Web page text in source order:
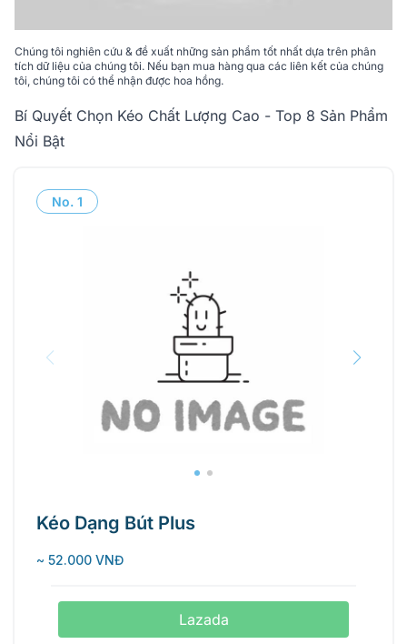
Chúng tôi nghiên cứu & đề xuất những sản phẩm tốt nhất dựa trên phân
tích dữ liệu của chúng tôi. Nếu bạn mua hàng qua các liên kết của chúng
tôi, chúng tôi có thể nhận được hoa hồng.
Bí Quyết Chọn Kéo Chất Lượng Cao - Top 8 Sản Phẩm
Nổi Bật
No. 1
Kéo Dạng Bút Plus
~ 52.000 VNĐ
Lazada